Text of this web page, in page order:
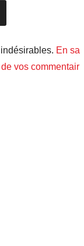
En sa
vos commentair